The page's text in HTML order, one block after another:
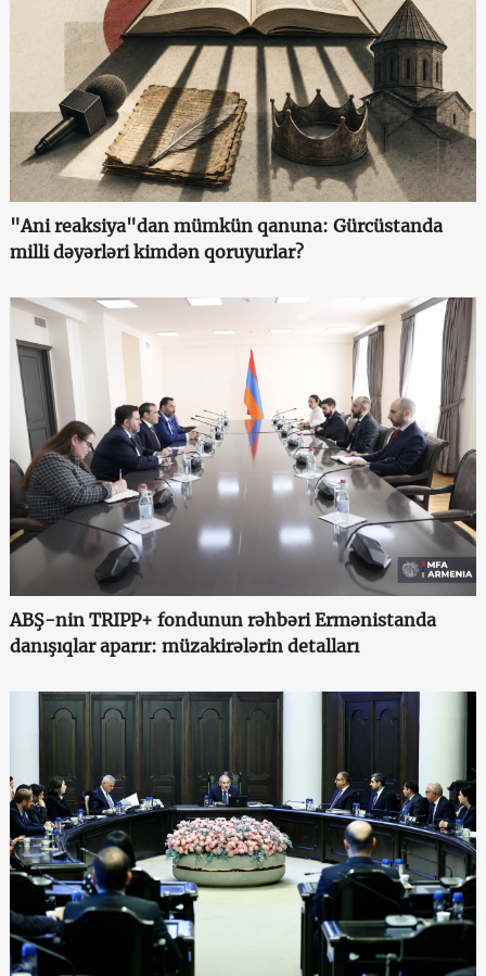
"Ani reaksiya"dan mümkün qanuna: Gürcüstanda
milli dəyərləri kimdən qoruyurlar?
ABŞ-nin TRIPP+ fondunun rəhbəri Ermənistanda
danışıqlar aparır: müzakirələrin detalları